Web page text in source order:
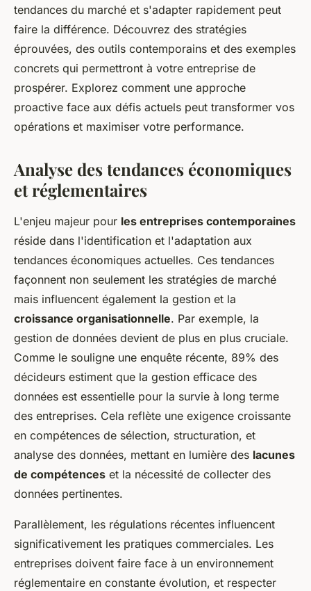
tendances du marché et s'adapter rapidement peut
faire la différence. Découvrez des stratégies
éprouvées, des outils contemporains et des exemples
concrets qui permettront à votre entreprise de
prospérer. Explorez comment une approche
proactive face aux défis actuels peut transformer vos
opérations et maximiser votre performance.
Analyse des tendances économiques
et réglementaires
L'enjeu majeur pour les entreprises contemporaines
réside dans l'identification et l'adaptation aux
tendances économiques actuelles. Ces tendances
façonnent non seulement les stratégies de marché
mais influencent également la gestion et la
croissance organisationnelle. Par exemple, la
gestion de données devient de plus en plus cruciale.
Comme le souligne une enquête récente, 89% des
décideurs estiment que la gestion efficace des
données est essentielle pour la survie à long terme
des entreprises. Cela reflète une exigence croissante
en compétences de sélection, structuration, et
analyse des données, mettant en lumière des lacunes
de compétences et la nécessité de collecter des
données pertinentes.
Parallèlement, les régulations récentes influencent
significativement les pratiques commerciales. Les
entreprises doivent faire face à un environnement
réglementaire en constante évolution, et respecter